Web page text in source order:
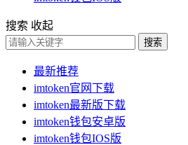
搜索 收起
搜索
最新推荐
imtoken官网下载
imtoken最新版下载
imtoken钱包安卓版
imtoken钱包IOS版